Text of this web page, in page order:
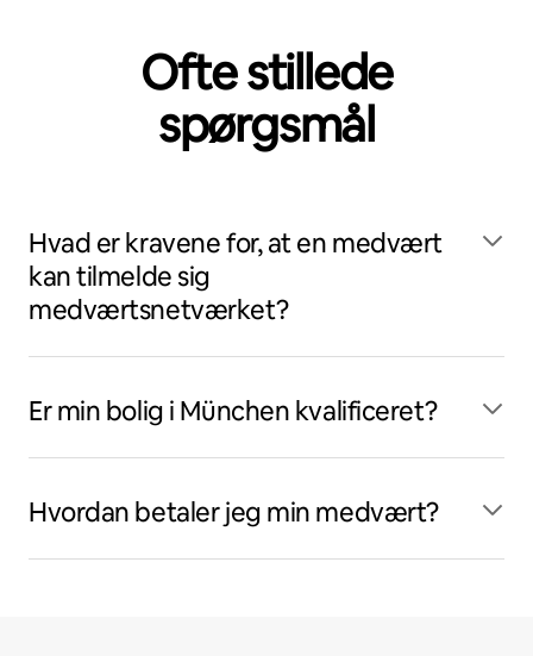
Ofte stillede
spørgsmål
Hvad er kravene for, at en medvært
kan tilmelde sig
medværtsnetværket?
Er min bolig i München kvalificeret?
Hvordan betaler jeg min medvært?